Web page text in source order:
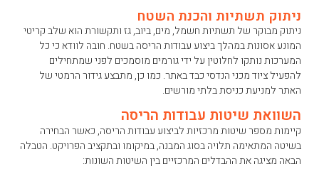
ניתוק תשתיות והכנת השטח
ניתוק מבוקר של תשתיות חשמל, מים, ביוב, גז ותקשורת הוא שלב קריטי
המונע אסונות במהלך ביצוע עבודות הריסה בשטח. חובה לוודא כי כל
המערכות נותקו לחלוטין על ידי גורמים מוסמכים לפני שמתחילים
להפעיל ציוד מכני הנדסי כבד באתר. כמו כן, מתבצע גידור הרמטי של
האתר למניעת כניסת בלתי מורשים.
השוואת שיטות עבודות הריסה
קיימות מספר שיטות מרכזיות לביצוע עבודות הריסה, כאשר הבחירה
בשיטה המתאימה תלויה בסוג המבנה, במיקומו ובתקציב הפרויקט. הטבלה
הבאה מציגה את ההבדלים המרכזיים בין השיטות השונות: